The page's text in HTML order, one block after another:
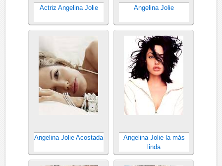
Actriz Angelina Jolie Angelina Jolie
Angelina Jolie Acostada
Angelina Jolie la más
linda